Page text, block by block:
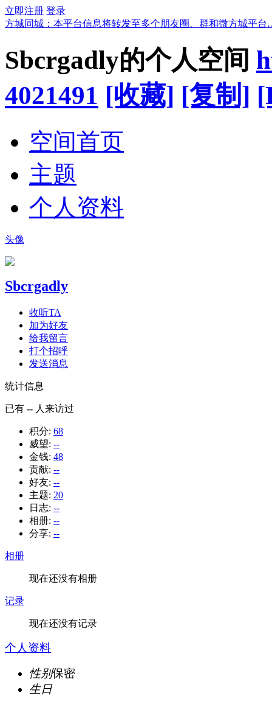
立即注册 登录
方城同城：本平台信息将转发至多个朋友圈、群和微方城平
Sbcrgadly的个人空间
4021491 [收藏] [复制]
空间首页
主题
个人资料
头像
Sbcrgadly
收听TA
加为好友
给我留言
打个招呼
发送消息
统计信息
已有 -- 人来访过
积分: 68
威望: --
金钱: 48
贡献: --
好友: --
主题: 20
日志: --
相册: --
分享: --
相册
现在还没有相册
记录
现在还没有记录
个人资料
性别保密
生日